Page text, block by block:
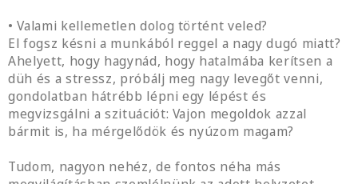
• Valami kellemetlen dolog történt veled?
El fogsz késni a munkából reggel a nagy dugó miatt?
Ahelyett, hogy hagynád, hogy hatalmába kerítsen a
düh és a stressz, próbálj meg nagy levegőt venni,
gondolatban hátrébb lépni egy lépést és
megvizsgálni a szituációt: Vajon megoldok azzal
bármit is, ha mérgelődök és nyúzom magam?
Tudom, nagyon nehéz, de fontos néha más